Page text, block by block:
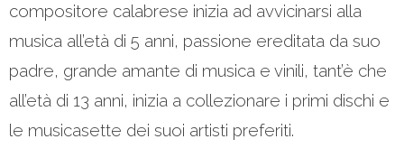
compositore calabrese inizia ad avvicinarsi alla
musica all’età di 5 anni, passione ereditata da suo
padre, grande amante di musica e vinili, tant’è che
all’età di 13 anni, inizia a collezionare i primi dischi e
le musicasette dei suoi artisti preferiti.